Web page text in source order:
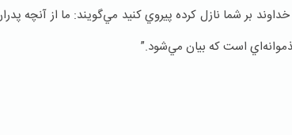
بر شما نازل كرده پيروي كنيد مي‌گويند: ما از آنچه
است كه بيان مي‌شود.”